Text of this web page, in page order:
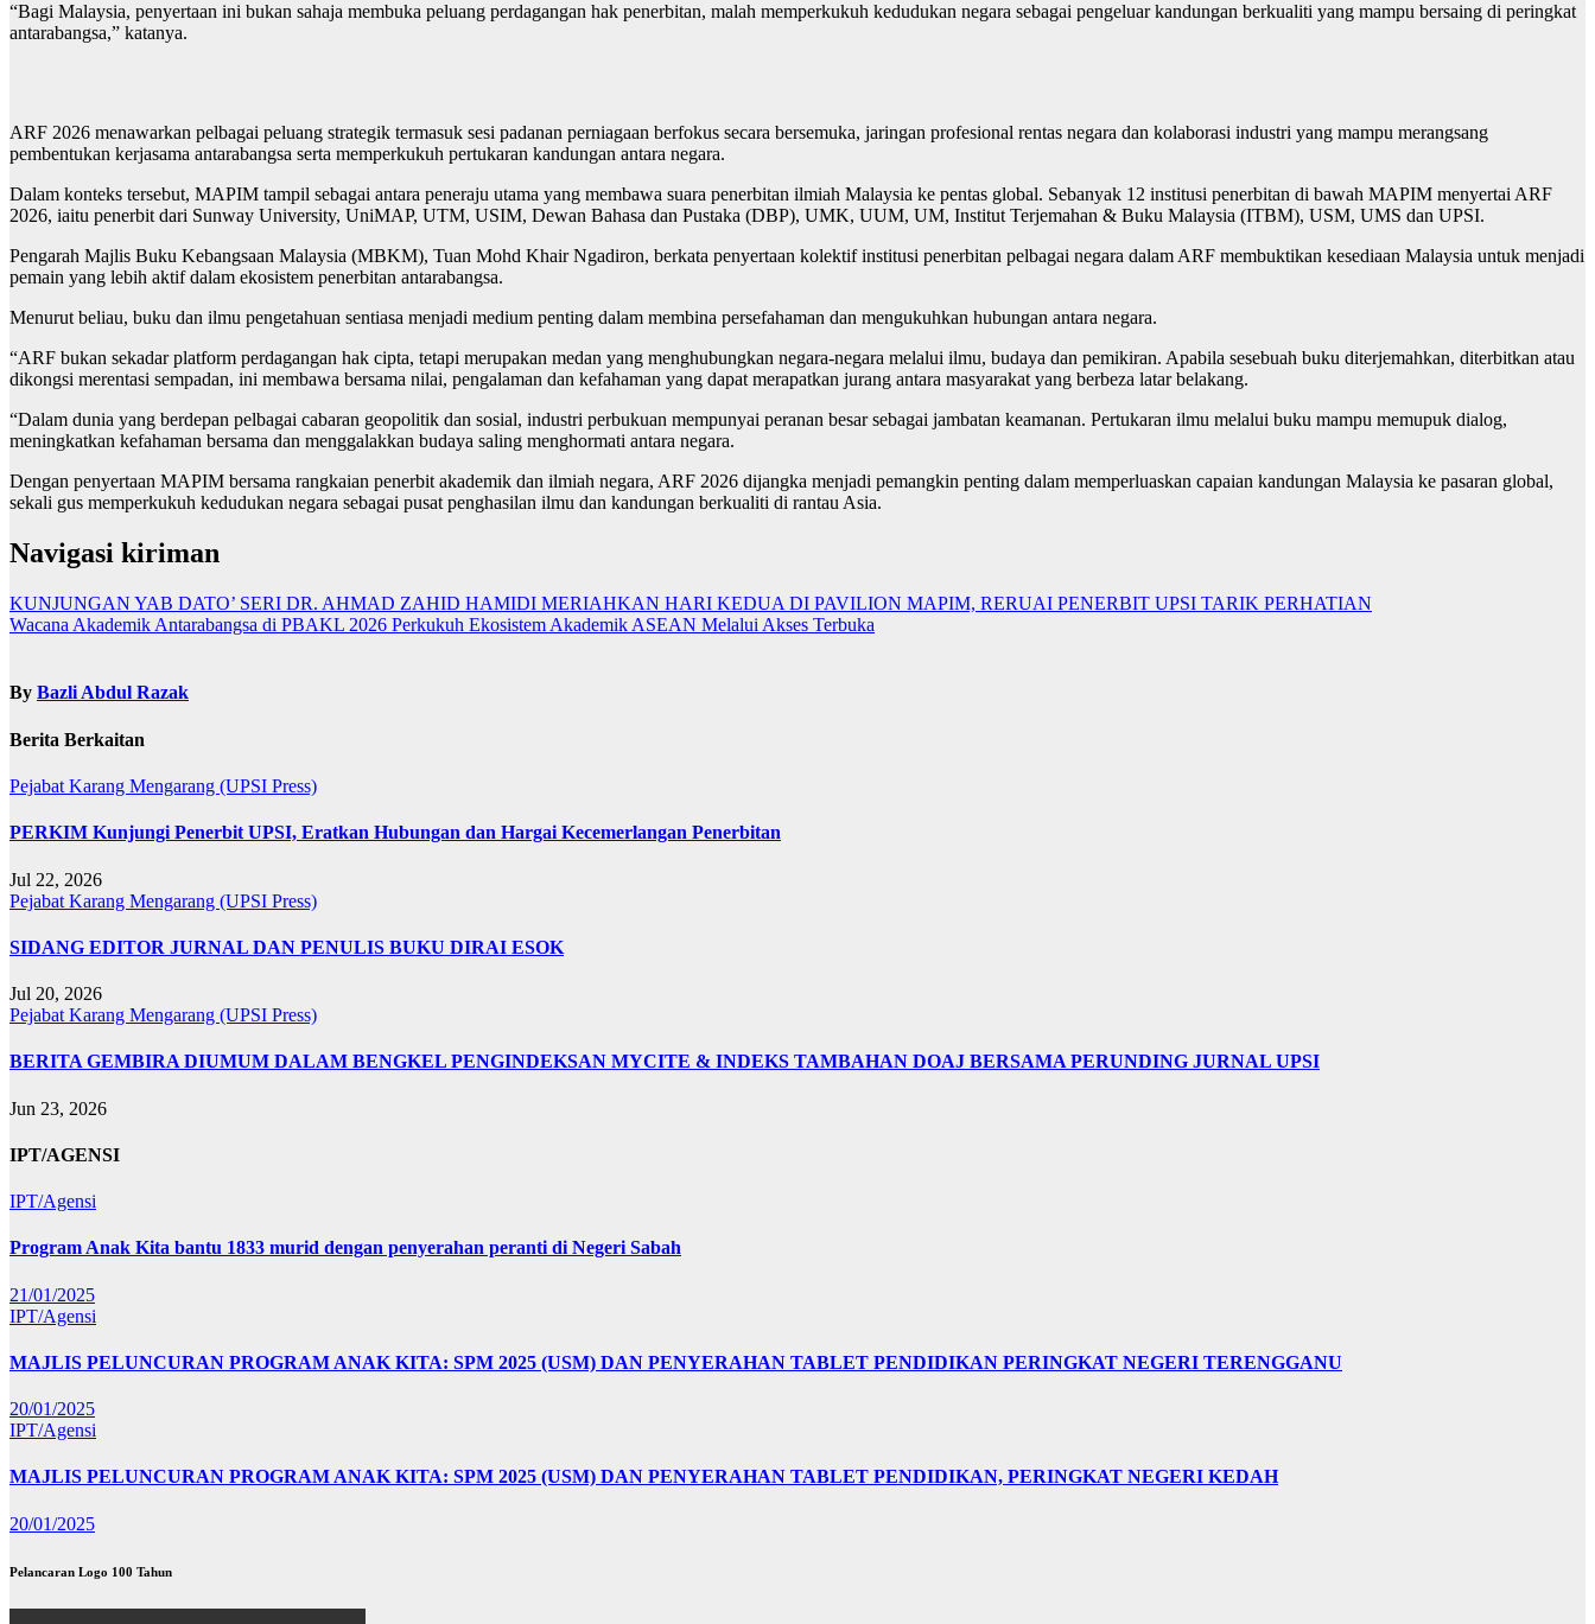
“Bagi Malaysia, penyertaan ini bukan sahaja membuka peluang perdagangan hak penerbitan, malah memperkukuh kedudukan negara sebagai pengeluar kandungan berkualiti yang mampu bersaing di peringkat
antarabangsa,” katanya.
ARF 2026 menawarkan pelbagai peluang strategik termasuk sesi padanan perniagaan berfokus secara bersemuka, jaringan profesional rentas negara dan kolaborasi industri yang mampu merangsang
pembentukan kerjasama antarabangsa serta memperkukuh pertukaran kandungan antara negara.
Dalam konteks tersebut, MAPIM tampil sebagai antara peneraju utama yang membawa suara penerbitan ilmiah Malaysia ke pentas global. Sebanyak 12 institusi penerbitan di bawah MAPIM menyertai ARF
2026, iaitu penerbit dari Sunway University, UniMAP, UTM, USIM, Dewan Bahasa dan Pustaka (DBP), UMK, UUM, UM, Institut Terjemahan & Buku Malaysia (ITBM), USM, UMS dan UPSI.
Pengarah Majlis Buku Kebangsaan Malaysia (MBKM), Tuan Mohd Khair Ngadiron, berkata penyertaan kolektif institusi penerbitan pelbagai negara dalam ARF membuktikan kesediaan Malaysia untuk menjadi
pemain yang lebih aktif dalam ekosistem penerbitan antarabangsa.
Menurut beliau, buku dan ilmu pengetahuan sentiasa menjadi medium penting dalam membina persefahaman dan mengukuhkan hubungan antara negara.
“ARF bukan sekadar platform perdagangan hak cipta, tetapi merupakan medan yang menghubungkan negara-negara melalui ilmu, budaya dan pemikiran. Apabila sesebuah buku diterjemahkan, diterbitkan atau
dikongsi merentasi sempadan, ini membawa bersama nilai, pengalaman dan kefahaman yang dapat merapatkan jurang antara masyarakat yang berbeza latar belakang.
“Dalam dunia yang berdepan pelbagai cabaran geopolitik dan sosial, industri perbukuan mempunyai peranan besar sebagai jambatan keamanan. Pertukaran ilmu melalui buku mampu memupuk dialog,
meningkatkan kefahaman bersama dan menggalakkan budaya saling menghormati antara negara.
Dengan penyertaan MAPIM bersama rangkaian penerbit akademik dan ilmiah negara, ARF 2026 dijangka menjadi pemangkin penting dalam memperluaskan capaian kandungan Malaysia ke pasaran global,
sekali gus memperkukuh kedudukan negara sebagai pusat penghasilan ilmu dan kandungan berkualiti di rantau Asia.
Navigasi kiriman
KUNJUNGAN YAB DATO’ SERI DR. AHMAD ZAHID HAMIDI MERIAHKAN HARI KEDUA DI PAVILION MAPIM, RERUAI PENERBIT UPSI TARIK PERHATIAN
Wacana Akademik Antarabangsa di PBAKL 2026 Perkukuh Ekosistem Akademik ASEAN Melalui Akses Terbuka
By Bazli Abdul Razak
Berita Berkaitan
Pejabat Karang Mengarang (UPSI Press)
PERKIM Kunjungi Penerbit UPSI, Eratkan Hubungan dan Hargai Kecemerlangan Penerbitan
Jul 22, 2026
Pejabat Karang Mengarang (UPSI Press)
SIDANG EDITOR JURNAL DAN PENULIS BUKU DIRAI ESOK
Jul 20, 2026
Pejabat Karang Mengarang (UPSI Press)
BERITA GEMBIRA DIUMUM DALAM BENGKEL PENGINDEKSAN MYCITE & INDEKS TAMBAHAN DOAJ BERSAMA PERUNDING JURNAL UPSI
Jun 23, 2026
IPT/AGENSI
IPT/Agensi
Program Anak Kita bantu 1833 murid dengan penyerahan peranti di Negeri Sabah
21/01/2025
IPT/Agensi
MAJLIS PELUNCURAN PROGRAM ANAK KITA: SPM 2025 (USM) DAN PENYERAHAN TABLET PENDIDIKAN PERINGKAT NEGERI TERENGGANU
20/01/2025
IPT/Agensi
MAJLIS PELUNCURAN PROGRAM ANAK KITA: SPM 2025 (USM) DAN PENYERAHAN TABLET PENDIDIKAN, PERINGKAT NEGERI KEDAH
20/01/2025
Pelancaran Logo 100 Tahun